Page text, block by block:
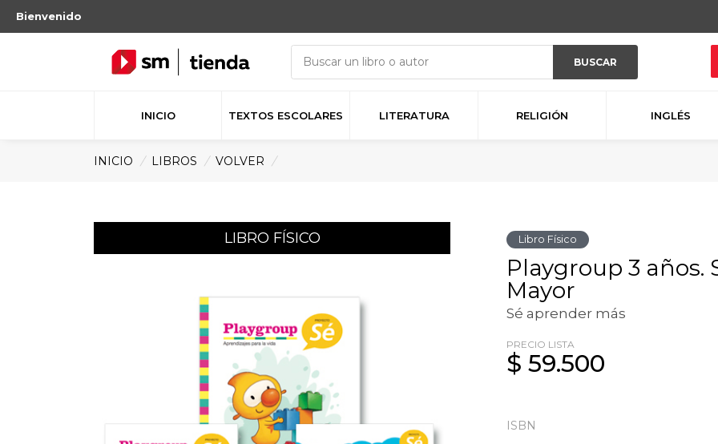
Bienvenido
BUSCAR
INICIO TEXTOS ESCOLARES LITERATURA RELIGIÓN INGLÉS
INICIO / LIBROS / VOLVER /
LIBRO FÍSICO Libro Físico
Playgroup 3 años.
Mayor
Sé aprender más
PRECIO LISTA
$ 59.500
ISBN